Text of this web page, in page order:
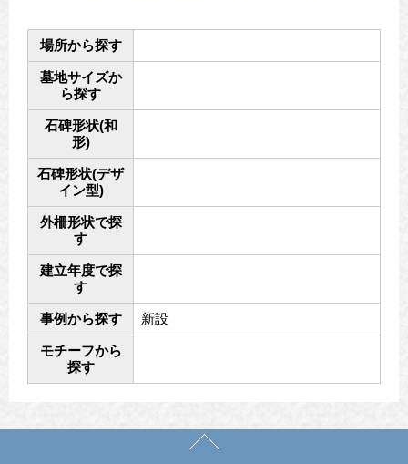
場所から探す
墓地サイズか
ら探す
石碑形状(和
形)
石碑形状(デザ
イン型)
外柵形状で探
す
建立年度で探
す
事例から探す 新設
モチーフから
探す